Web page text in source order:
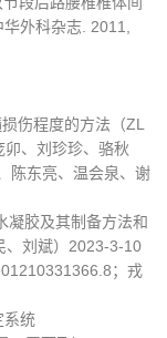
外科杂志. 2011,
伤程度的方法（ZL
、刘珍珍、骆秋
陈东亮、温会泉、谢
凝胶及其制备方法和
、刘斌）2023-3-10
；戎
系统